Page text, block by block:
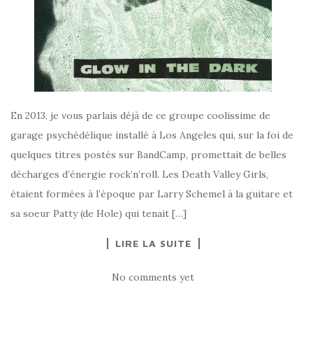
En 2013, je vous parlais déjà de ce groupe coolissime de
garage psychédélique installé à Los Angeles qui, sur la foi de
quelques titres postés sur BandCamp, promettait de belles
décharges d’énergie rock’n’roll. Les Death Valley Girls,
étaient formées à l’époque par Larry Schemel à la guitare et
sa soeur Patty (de Hole) qui tenait […]
LIRE LA SUITE
No comments yet